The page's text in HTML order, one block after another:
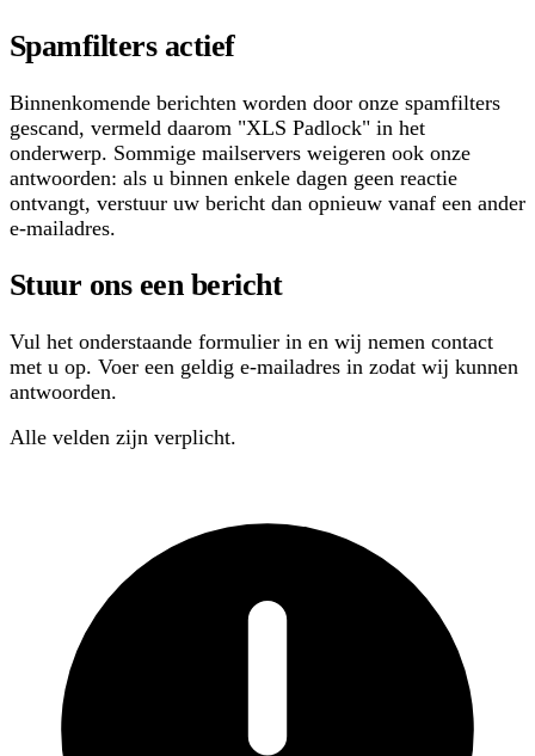
Spamfilters actief
Binnenkomende berichten worden door onze spamfilters
gescand, vermeld daarom "XLS Padlock" in het
onderwerp. Sommige mailservers weigeren ook onze
antwoorden: als u binnen enkele dagen geen reactie
ontvangt, verstuur uw bericht dan opnieuw vanaf een ander
e-mailadres.
Stuur ons een bericht
Vul het onderstaande formulier in en wij nemen contact
met u op. Voer een geldig e-mailadres in zodat wij kunnen
antwoorden.
Alle velden zijn verplicht.